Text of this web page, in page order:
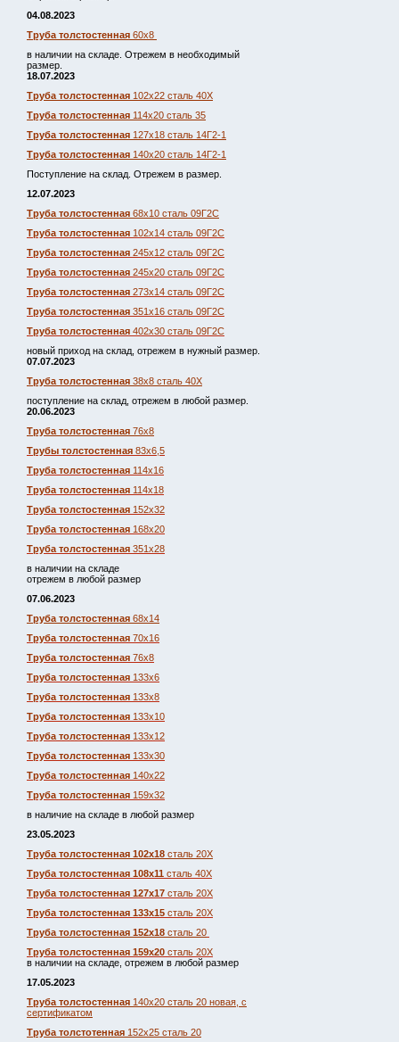
04.08.2023
Труба толстостенная 60х8
в наличии на складе. Отрежем в необходимый
размер.
18.07.2023
Труба толстостенная 102х22 сталь 40Х
Труба толстостенная 114х20 сталь 35
Труба толстостенная 127х18 сталь 14Г2-1
Труба толстостенная 140х20 сталь 14Г2-1
Поступление на склад. Отрежем в размер.
12.07.2023
Труба толстостенная 68х10 сталь 09Г2С
Труба толстостенная 102х14 сталь 09Г2С
Труба толстостенная 245х12 сталь 09Г2С
Труба толстостенная 245х20 сталь 09Г2С
Труба толстостенная 273х14 сталь 09Г2С
Труба толстостенная 351х16 сталь 09Г2С
Труба толстостенная 402х30 сталь 09Г2С
новый приход на склад, отрежем в нужный размер.
07.07.2023
Труба толстостенная 38х8 сталь 40Х
поступление на склад, отрежем в любой размер.
20.06.2023
Труба толстостенная 76х8
Трубы толстостенная 83х6,5
Труба толстостенная 114х16
Труба толстостенная 114х18
Труба толстостенная 152х32
Труба толстостенная 168х20
Труба толстостенная 351х28
в наличии на складе
отрежем в любой размер
07.06.2023
Труба толстостенная 68х14
Труба толстостенная 70х16
Труба толстостенная 76х8
Труба толстостенная 133х6
Труба толстостенная 133х8
Труба толстостенная 133х10
Труба толстостенная 133х12
Труба толстостенная 133х30
Труба толстостенная 140х22
Труба толстостенная 159х32
в наличие на складе в любой размер
23.05.2023
Труба толстостенная 102х18 сталь 20Х
Труба толстостенная 108х11 сталь 40Х
Труба толстостенная 127х17 сталь 20Х
Труба толстостенная 133х15 сталь 20Х
Труба толстостенная 152х18 сталь 20
Труба толстостенная 159х20 сталь 20Х
в наличии на складе, отрежем в любой размер
17.05.2023
Труба толстостенная 140х20 сталь 20 новая, с
сертификатом
Труба толстотенная 152х25 сталь 20